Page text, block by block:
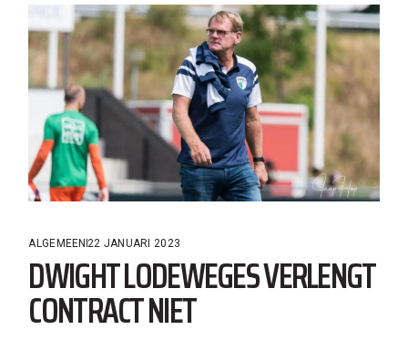
ALGEMEEN 22 JANUARI 2023
DWIGHT LODEWEGES VERLENGT
CONTRACT NIET